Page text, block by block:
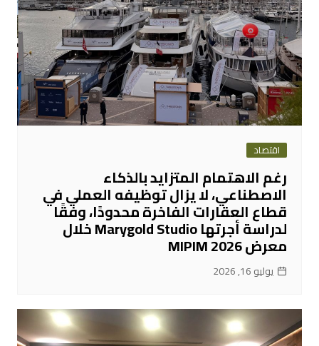
اقتصاد
رغم الاهتمام المتزايد بالذكاء
الاصطناعي، لا يزال توظيفه العملي في
قطاع العقارات الفاخرة محدودًا، وفقًا
لدراسة أجرتها Marygold Studio خلال
معرض MIPIM 2026
يوليو 16, 2026